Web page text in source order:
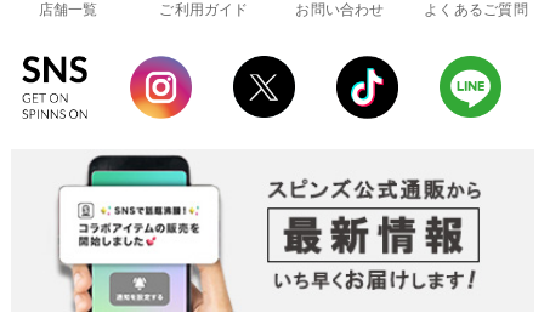
店舗一覧 ご利用ガイド お問い合わせ よくあるご質問